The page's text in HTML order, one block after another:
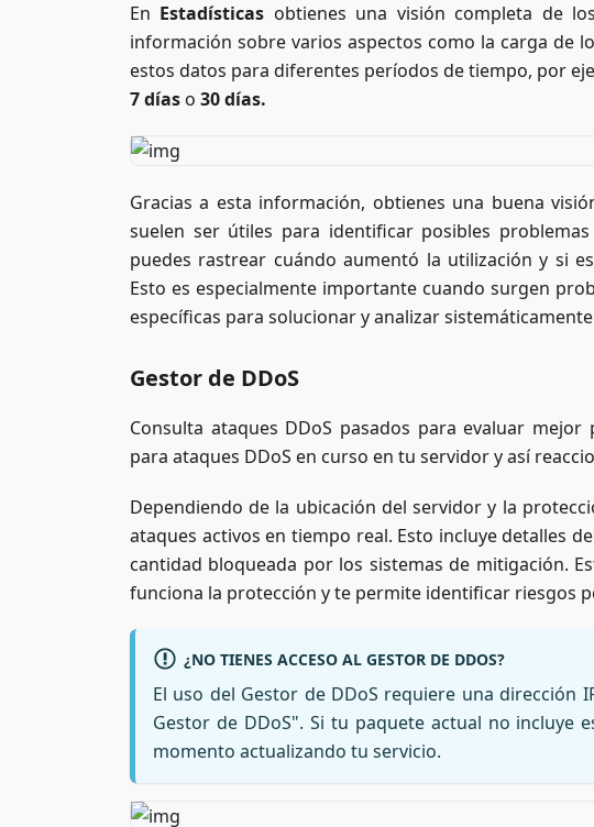
En Estadísticas obtienes una visión completa de
información sobre varios aspectos como la carga de
estos datos para diferentes períodos de tiempo, por
7 díaso 30 días.
Gracias a esta información, obtienes una buena
suelen ser útiles para identificar posibles
puedes rastrear cuándo aumentó la utilización y si
Esto es especialmente importante cuando surgen
específicas para solucionar y analizar
Gestor de DDoS
Consulta ataques DDoS pasados para evaluar
para ataques DDoS en curso en tu servidor y así
Dependiendo de la ubicación del servidor y la
ataques activos en tiempo real. Esto incluye detalles
cantidad bloqueada por los sistemas de mitigación.
funciona la protección y te permite identificar riesgos
¿NO TIENES ACCESO AL GESTOR DE DDOS?
El uso del Gestor de DDoS requiere una dirección
Gestor de DDoS". Si tu paquete actual no incluye
momento actualizando tu servicio.